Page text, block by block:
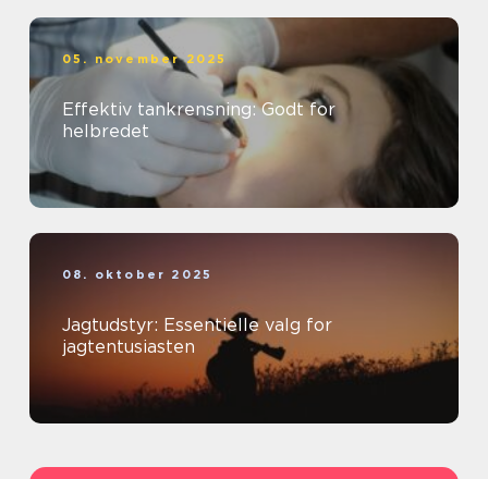
05. november 2025
Effektiv tankrensning: Godt for
helbredet
08. oktober 2025
Jagtudstyr: Essentielle valg for
jagtentusiasten